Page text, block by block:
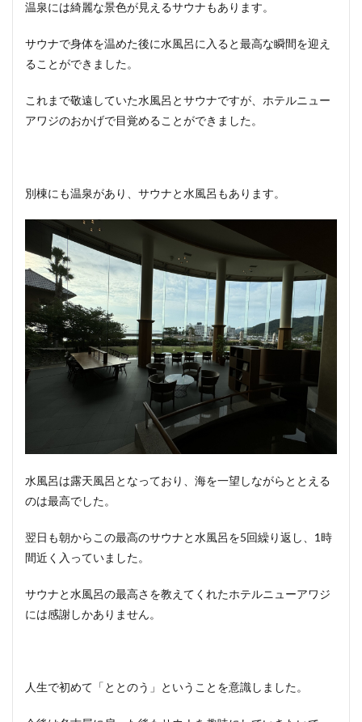
温泉には綺麗な景色が見えるサウナもあります。
サウナで身体を温めた後に水風呂に入ると最高な瞬間を迎え
ることができました。
これまで敬遠していた水風呂とサウナですが、ホテルニュー
アワジのおかげで目覚めることができました。
別棟にも温泉があり、サウナと水風呂もあります。
水風呂は露天風呂となっており、海を一望しながらととえる
のは最高でした。
翌日も朝からこの最高のサウナと水風呂を5回繰り返し、1時
間近く入っていました。
サウナと水風呂の最高さを教えてくれたホテルニューアワジ
には感謝しかありません。
人生で初めて「ととのう」ということを意識しました。